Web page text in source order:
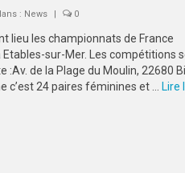
: News 0
lieu les championnats de France
sur-Mer. Les compétitions
:Av. de la Plage du Moulin, 22680
c’est 24 paires féminines et … Lire